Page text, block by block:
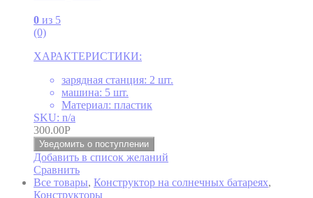
0 из 5
(0)
ХАРАКТЕРИСТИКИ:
зарядная станция: 2 шт.
машина: 5 шт.
Материал: пластик
SKU: n/a
300.00Р
Уведомить о поступлении
Добавить в список желаний
Сравнить
Все товары, Конструктор на солнечных батареях,
Конструкторы